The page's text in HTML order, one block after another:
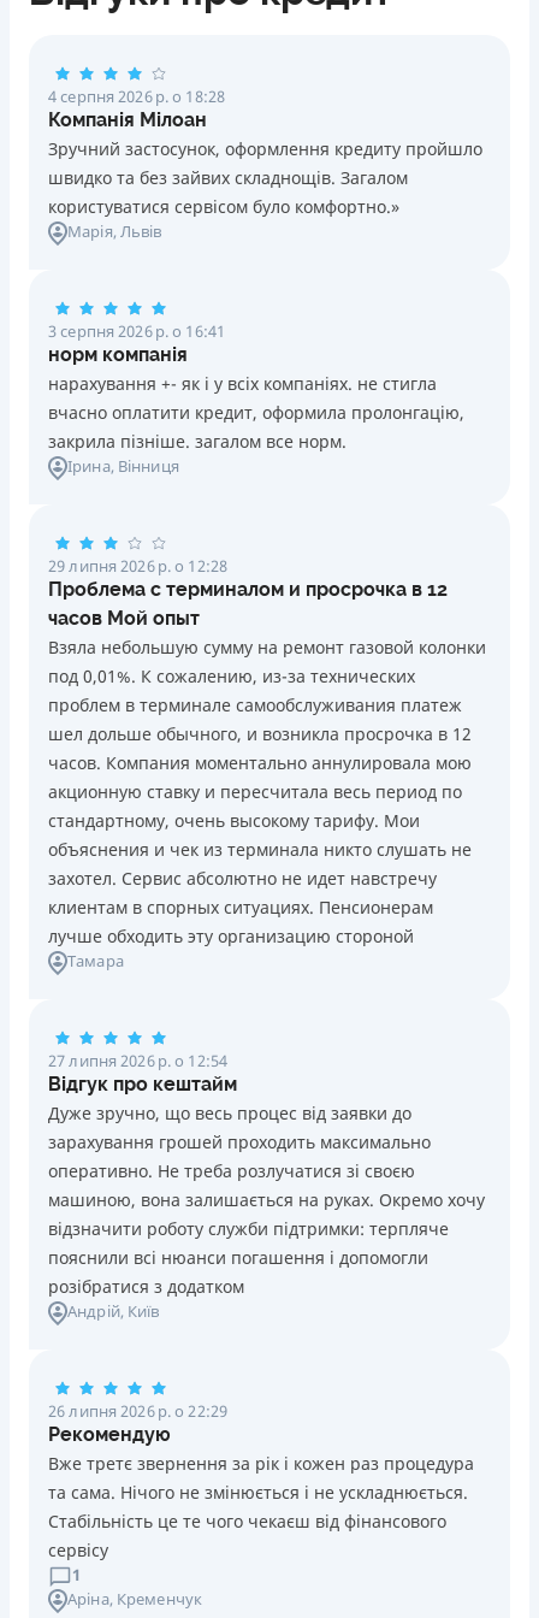
4 серпня 2026 р. о 18:28
Компанія Мілоан
Зручний застосунок, оформлення кредиту пройшло
швидко та без зайвих складнощів. Загалом
користуватися сервісом було комфортно.»
Марія, Львів
3 серпня 2026 р. о 16:41
норм компанія
нарахування +- як і у всіх компаніях. не стигла
вчасно оплатити кредит, оформила пролонгацію,
закрила пізніше. загалом все норм.
Ірина, Вінниця
29 липня 2026 р. о 12:28
Проблема с терминалом и просрочка в 12
часов Мой опыт
Взяла небольшую сумму на ремонт газовой колонки
под 0,01%. К сожалению, из-за технических
проблем в терминале самообслуживания платеж
шел дольше обычного, и возникла просрочка в 12
часов. Компания моментально аннулировала мою
акционную ставку и пересчитала весь период по
стандартному, очень высокому тарифу. Мои
объяснения и чек из терминала никто слушать не
захотел. Сервис абсолютно не идет навстречу
клиентам в спорных ситуациях. Пенсионерам
лучше обходить эту организацию стороной
Тамара
27 липня 2026 р. о 12:54
Відгук про кештайм
Дуже зручно, що весь процес від заявки до
зарахування грошей проходить максимально
оперативно. Не треба розлучатися зі своєю
машиною, вона залишається на руках. Окремо хочу
відзначити роботу служби підтримки: терпляче
пояснили всі нюанси погашення і допомогли
розібратися з додатком
Андрій, Київ
26 липня 2026 р. о 22:29
Рекомендую
Вже третє звернення за рік і кожен раз процедура
та сама. Нічого не змінюється і не ускладнюється.
Стабільність це те чого чекаєш від фінансового
сервісу
1
Аріна, Кременчук